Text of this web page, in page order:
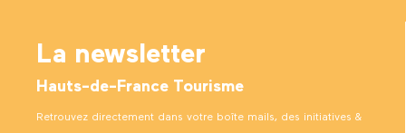
La newsletter
Hauts-de-France Tourisme
Retrouvez directement dans votre boîte mails, des initiatives &